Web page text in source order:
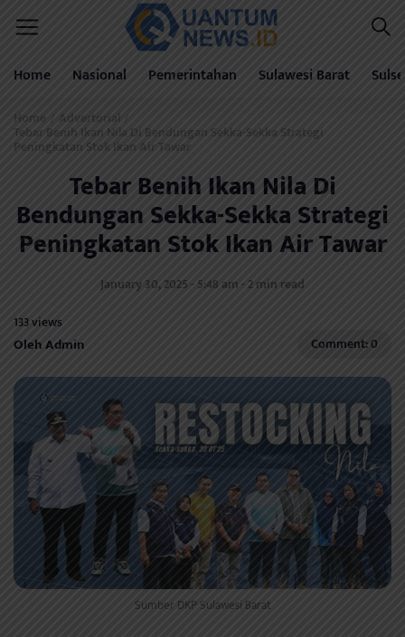
Home Nasional Pemerintahan Sulawesi Barat
Home / Advertorial /
Tebar Benih Ikan Nila Di Bendungan Sekka-Sekka Strategi
Peningkatan Stok Ikan Air Tawar
Tebar Benih Ikan Nila Di
Bendungan Sekka-Sekka Strategi
Peningkatan Stok Ikan Air Tawar
January 30, 2025 - 5:48 am - 2 min read
133 views
Oleh Admin Comment: 0
Sumber DKP Sulawesi Barat